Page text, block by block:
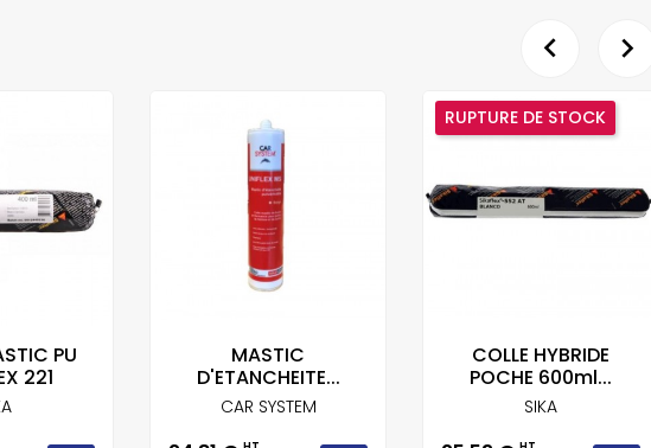

PU
221
MASTIC
D'ETANCHEITE...
CAR SYSTEM
COLLE HYBRIDE
POCHE 600ml...
SIKA
RUPTURE DE STOCK
